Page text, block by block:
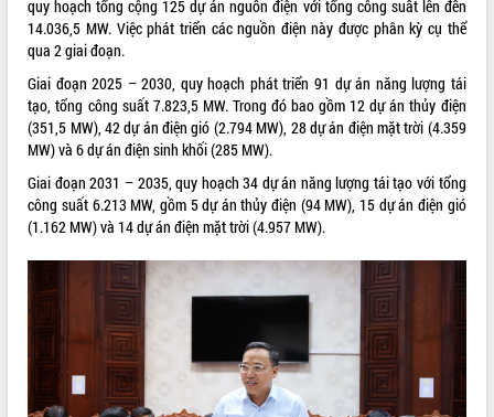
VIDEO
Không có file video nào để phát.
quy hoạch tổng cộng 125 dự án nguồn điện với tổng công suất lên đến
14.036,5 MW. Việc phát triển các nguồn điện này được phân kỳ cụ thể
qua 2 giai đoạn.
Giai đoạn 2025 – 2030, quy hoạch phát triển 91 dự án năng lượng tái
tạo, tổng công suất 7.823,5 MW. Trong đó bao gồm 12 dự án thủy điện
(351,5 MW), 42 dự án điện gió (2.794 MW), 28 dự án điện mặt trời (4.359
MW) và 6 dự án điện sinh khối (285 MW).
Giai đoạn 2031 – 2035, quy hoạch 34 dự án năng lượng tái tạo với tổng
công suất 6.213 MW, gồm 5 dự án thủy điện (94 MW), 15 dự án điện gió
(1.162 MW) và 14 dự án điện mặt trời (4.957 MW).